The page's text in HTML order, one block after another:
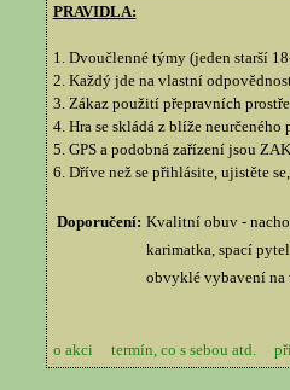
PRAVIDLA:
1. Dvoučlenné týmy (jeden starší
2. Každý jde na vlastní
3. Zákaz použití přepravních
4. Hra se skládá z blíže
5. GPS a podobná zařízení jsou
6. Dříve než se přihlásite, ujistěte
Doporučení: Kvalitní obuv -
karimatka, spací
obvyklé vybavení
o akci termín, co s sebou atd.